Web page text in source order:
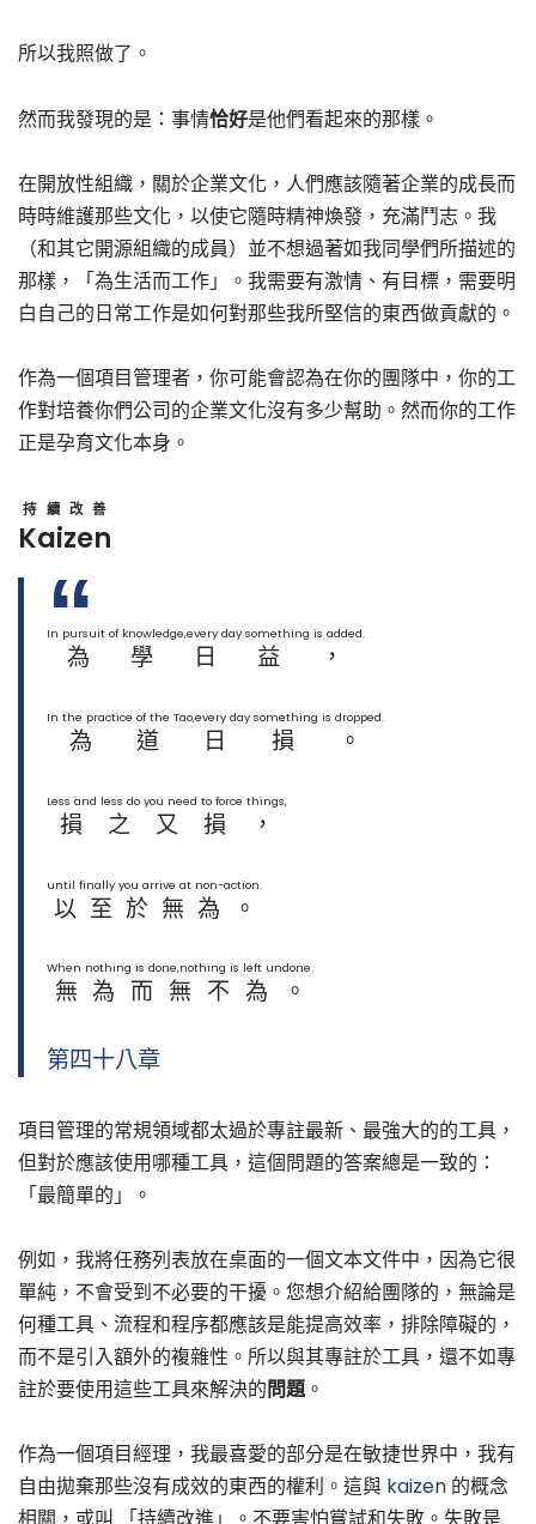
所以我照做了。
然而我發現的是：事情恰好是他們看起來的那樣。
在開放性組織，關於企業文化，人們應該隨著企業的成長而
時時維護那些文化，以使它隨時精神煥發，充滿鬥志。我
（和其它開源組織的成員）並不想過著如我同學們所描述的
那樣，「為生活而工作」。我需要有激情、有目標，需要明
白自己的日常工作是如何對那些我所堅信的東西做貢獻的。
作為一個項目管理者，你可能會認為在你的團隊中，你的工
作對培養你們公司的企業文化沒有多少幫助。然而你的工作
正是孕育文化本身。
Kaizen
持續改善
為學日益，
In pursuit of knowledge,every day something is added.
為道日損。
In the practice of the Tao,every day something is dropped.
損之又損，
Less and less do you need to force things,
以至於無為。
until finally you arrive at non-action.
無為而無不為。
When nothing is done,nothing is left undone.
第四十八章
項目管理的常規領域都太過於專註最新、最強大的的工具，
但對於應該使用哪種工具，這個問題的答案總是一致的：
「最簡單的」。
例如，我將任務列表放在桌面的一個文本文件中，因為它很
單純，不會受到不必要的干擾。您想介紹給團隊的，無論是
何種工具、流程和程序都應該是能提高效率，排除障礙的，
而不是引入額外的複雜性。所以與其專註於工具，還不如專
註於要使用這些工具來解決的問題。
作為一個項目經理，我最喜愛的部分是在敏捷世界中，我有
自由拋棄那些沒有成效的東西的權利。這與 kaizen 的概念